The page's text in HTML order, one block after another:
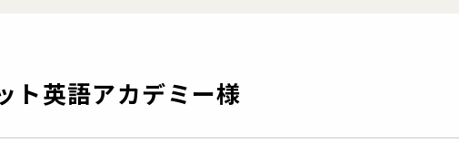
ト英語アカデミー様